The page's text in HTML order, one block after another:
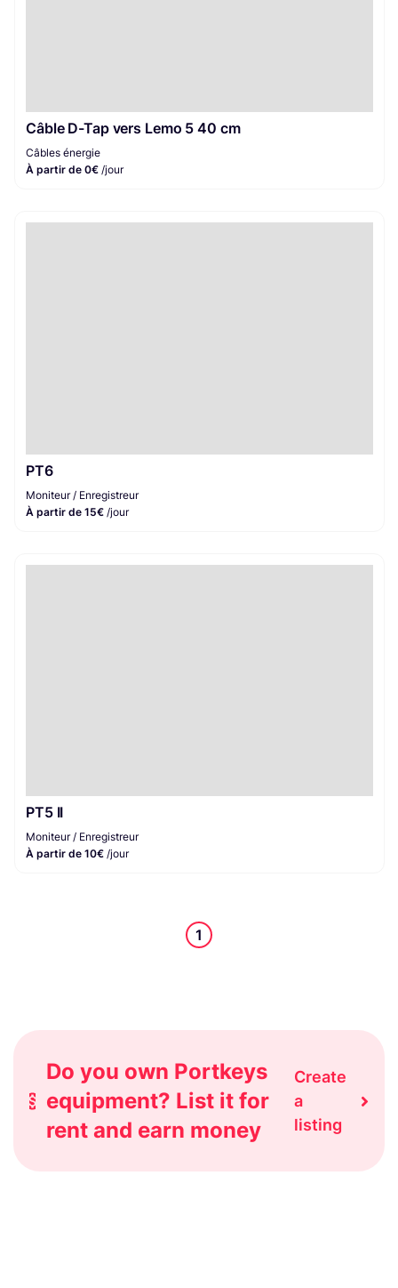
Câble D-Tap vers Lemo 5 40 cm
Câbles énergie
À partir de 0€ /jour
PT6
Moniteur / Enregistreur
À partir de 15€ /jour
PT5 II
Moniteur / Enregistreur
À partir de 10€ /jour
1
Do you own Portkeys
equipment? List it for
rent and earn money
Create
a
listing